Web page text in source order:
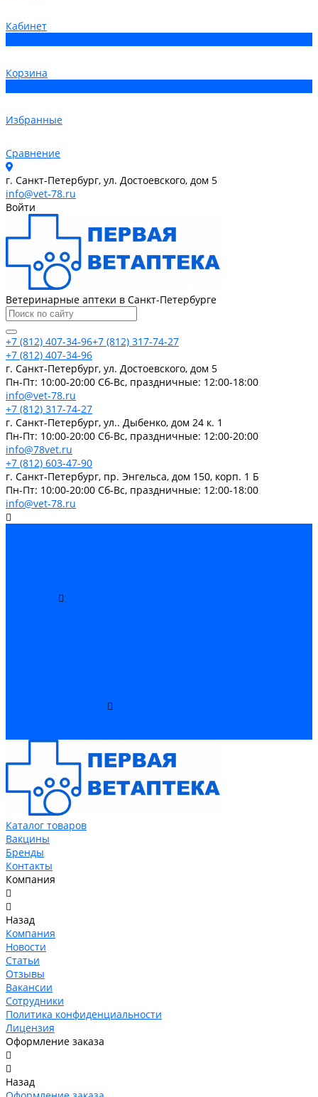
Кабинет
Корзина
Избранные
Сравнение
г. Санкт-Петербург, ул. Достоевского, дом 5
info@vet-78.ru
Войти
Ветеринарные аптеки в Санкт-Петербурге
+7 (812) 407-34-96+7 (812) 317-74-27
+7 (812) 407-34-96
г. Санкт-Петербург, ул. Достоевского, дом 5
Пн-Пт: 10:00-20:00 Cб-Вс, праздничные: 12:00-18:00
info@vet-78.ru
+7 (812) 317-74-27
г. Санкт-Петербург, ул.. Дыбенко, дом 24 к. 1
Пн-Пт: 10:00-20:00 Cб-Вс, праздничные: 12:00-20:00
info@78vet.ru
+7 (812) 603-47-90
г. Санкт-Петербург, пр. Энгельса, дом 150, корп. 1 Б
Пн-Пт: 10:00-20:00 Cб-Вс, праздничные: 12:00-18:00
info@vet-78.ru
Каталог товаров
Вакцины
Бренды
Контакты
Компания
Назад
Компания
Новости
Статьи
Отзывы
Вакансии
Сотрудники
Политика конфиденциальности
Лицензия
Оформление заказа
Назад